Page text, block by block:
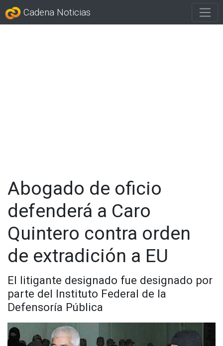
Cadena Noticias
Abogado de oficio
defenderá a Caro
Quintero contra orden
de extradición a EU
El litigante designado fue designado por
parte del Instituto Federal de la
Defensoría Pública